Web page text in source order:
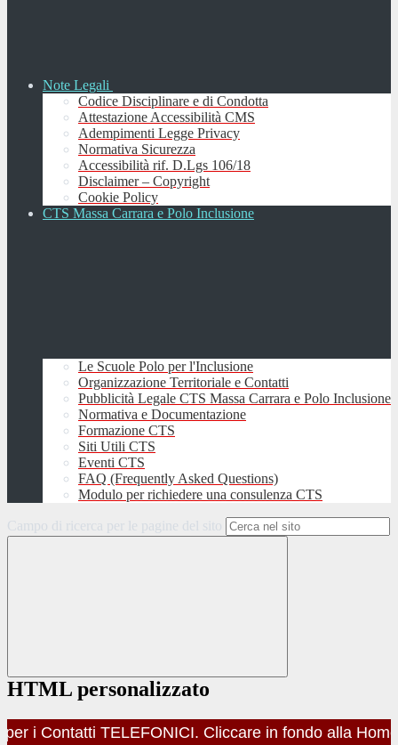
Note Legali
Codice Disciplinare e di Condotta
Attestazione Accessibilità CMS
Adempimenti Legge Privacy
Normativa Sicurezza
Accessibilità rif. D.Lgs 106/18
Disclaimer – Copyright
Cookie Policy
CTS Massa Carrara e Polo Inclusione
Le Scuole Polo per l'Inclusione
Organizzazione Territoriale e Contatti
Pubblicità Legale CTS Massa Carrara e Polo Inclusione
Normativa e Documentazione
Formazione CTS
Siti Utili CTS
Eventi CTS
FAQ (Frequently Asked Questions)
Modulo per richiedere una consulenza CTS
Campo di ricerca per le pagine del sito
HTML personalizzato
TELEFONICI. Cliccare in fondo alla HomePage